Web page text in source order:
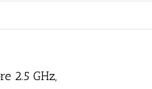
2.5 GHz,